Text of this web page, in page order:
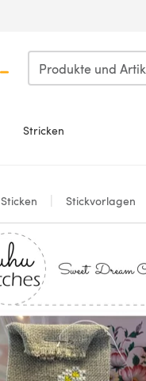
Stricken
Sticken Stickvorlagen